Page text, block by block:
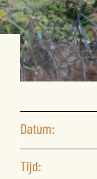
Datum:
Tijd: